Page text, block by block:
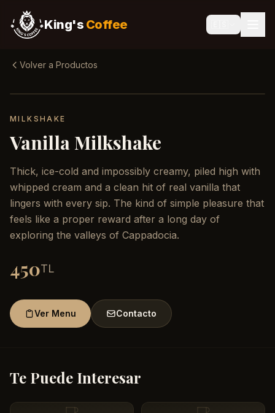
King's Coffee
Volver a Productos
MILKSHAKE
Vanilla Milkshake
Thick, ice-cold and impossibly creamy, piled high with
whipped cream and a clean hit of real vanilla that
lingers with every sip. The kind of simple pleasure that
feels like a proper reward after a long day of
exploring the valleys of Cappadocia.
450TL
Ver Menu Contacto
Te Puede Interesar